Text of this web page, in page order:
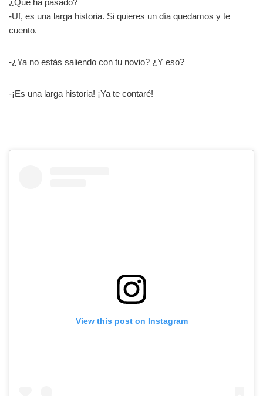
-Uf, es una larga historia. Si quieres un día quedamos y te
cuento.
-¿Ya no estás saliendo con tu novio? ¿Y eso?
-¡Es una larga historia! ¡Ya te contaré!
View this post on Instagram